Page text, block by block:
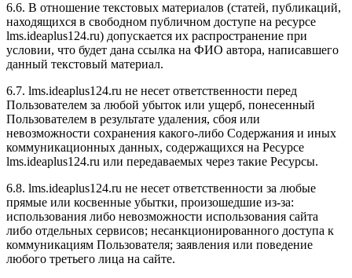
6.6. В отношение текстовых материалов (статей, публикаций,
находящихся в свободном публичном доступе на ресурсе
lms.ideaplus124.ru) допускается их распространение при
условии, что будет дана ссылка на ФИО автора, написавшего
данный текстовый материал.
6.7. lms.ideaplus124.ru не несет ответственности перед
Пользователем за любой убыток или ущерб, понесенный
Пользователем в результате удаления, сбоя или
невозможности сохранения какого-либо Содержания и иных
коммуникационных данных, содержащихся на Ресурсе
lms.ideaplus124.ru или передаваемых через такие Ресурсы.
6.8. lms.ideaplus124.ru не несет ответственности за любые
прямые или косвенные убытки, произошедшие из-за:
использования либо невозможности использования сайта
либо отдельных сервисов; несанкционированного доступа к
коммуникациям Пользователя; заявления или поведение
любого третьего лица на сайте.